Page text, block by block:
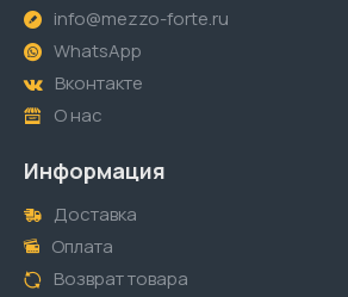
info@mezzo-forte.ru
WhatsApp
Вконтакте
О нас
Информация
Доставка
Оплата
Возврат товара